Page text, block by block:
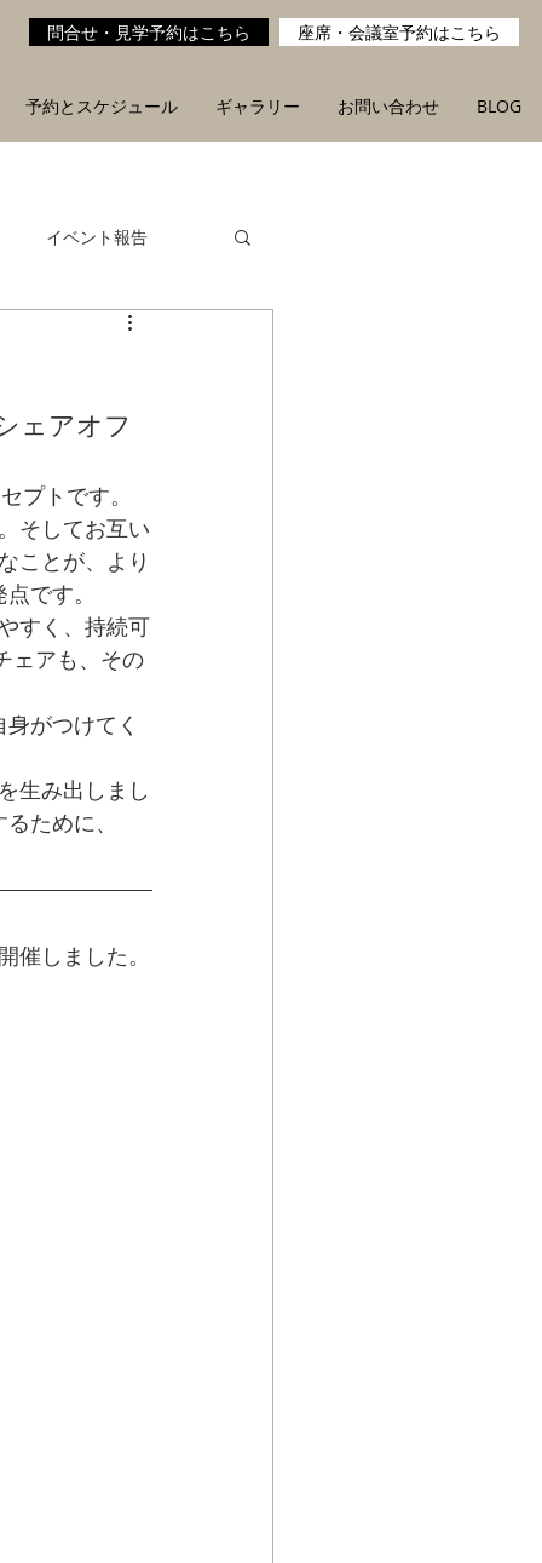
問合せ・見学予約はこちら 座席・会議室予約はこちら
予約とスケジュール ギャラリー お問い合わせ BLOG
イベント報告
ェアオフ
プトです。
そしてお互い
ことが、より
です。
すく、持続可
ェアも、その
がつけてく
生み出しまし
ために、
しました。